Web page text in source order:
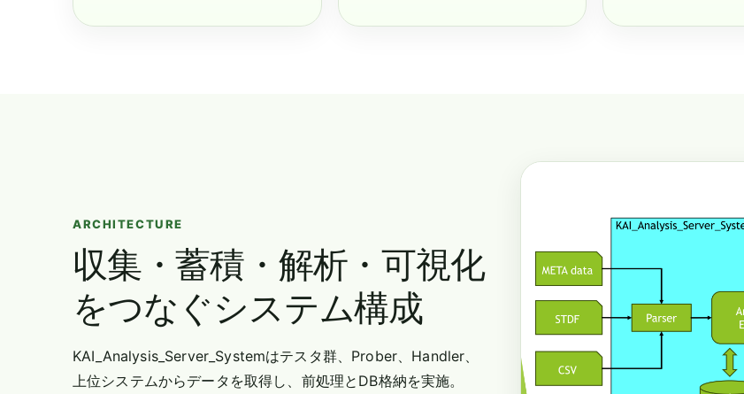
ARCHITECTURE
収集・蓄積・解析・可視化
をつなぐシステム構成
KAI_Analysis_Server_Systemはテスタ群、Prober、Handler、
上位システムからデータを取得し、前処理とDB格納を実施。